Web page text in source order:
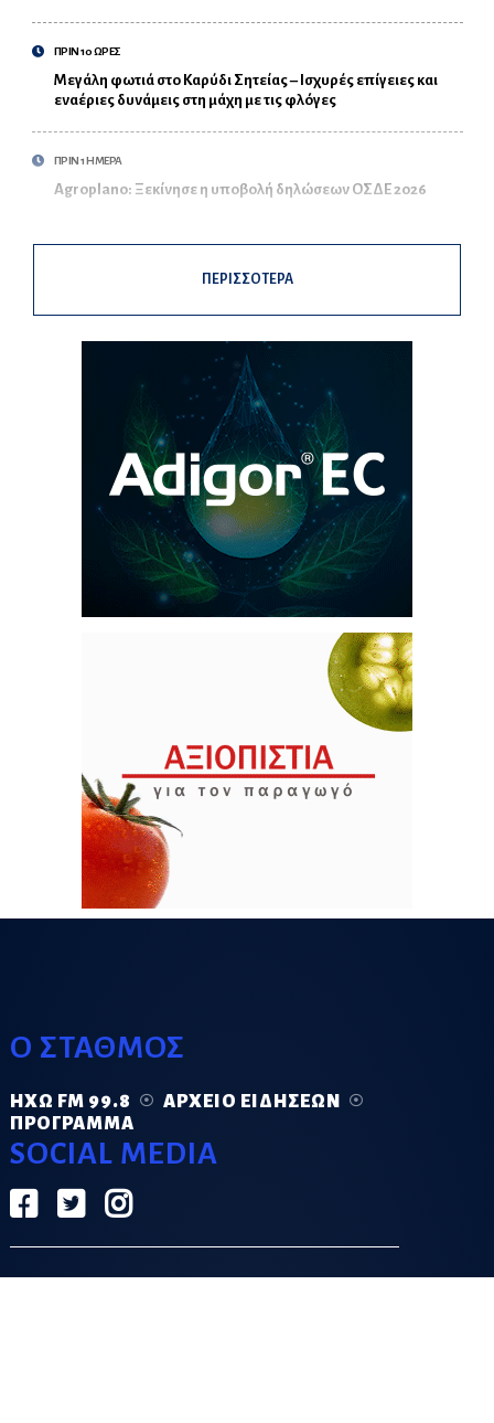
ΠΡΙΝ 10 ΩΡΕΣ
Μεγάλη φωτιά στο Καρύδι Σητείας – Ισχυρές επίγειες και
εναέριες δυνάμεις στη μάχη με τις φλόγες
ΠΡΙΝ 1 ΗΜΕΡΑ
Agroplano: Ξεκίνησε η υποβολή δηλώσεων ΟΣΔΕ 2026
ΠΕΡΙΣΣΟΤΕΡΑ
Ο ΣΤΑΘΜΟΣ
ΗΧΏ FM 99.8
ΑΡΧΕΊΟ ΕΙΔΉΣΕΩΝ
ΠΡΌΓΡΑΜΜΑ
SOCIAL MEDIA